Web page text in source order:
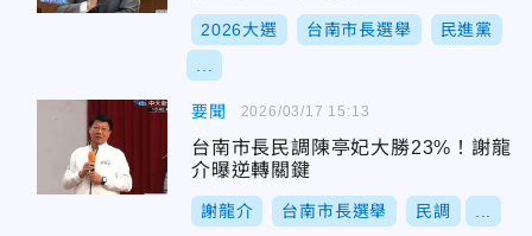
2026大選 台南市長選舉 民進黨
要聞
台南市長民調陳亭妃大勝23%！謝龍
介曝逆轉關鍵
謝龍介 台南市長選舉 民調
2026/03/17 15:13